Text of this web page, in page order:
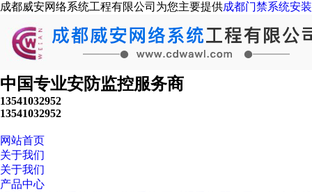
成都威安网络系统工程有限公司为您主要提供成都门禁系统安装
中国专业安防监控服务商
13541032952
13541032952
网站首页
关于我们
关于我们
产品中心